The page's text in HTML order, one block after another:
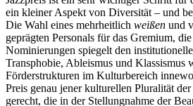
ein kleiner Aspekt von Diversität – und
Die Wahl eines mehrheitlich weißen und
geprägten Personals für das Gremium,
Nominierungen spiegelt den
Transphobie, Ableismus und Klassismus
Förderstrukturen im Kulturbereich
Preis genau jener kulturellen Pluralität
gerecht, die in der Stellungnahme der